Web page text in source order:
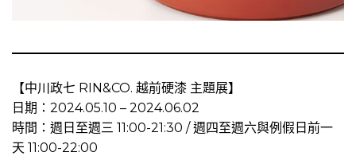
【中川政七 RIN&CO. 越前硬漆 主題展】
日期：2024.05.10 – 2024.06.02
時間：週日至週三 11:00-21:30 / 週四至週六與例假日前一
天 11:00-22:00